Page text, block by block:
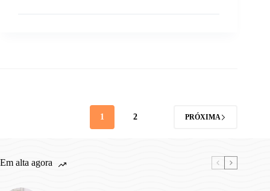
não
1 2 PRÓXIMA
Em alta agora